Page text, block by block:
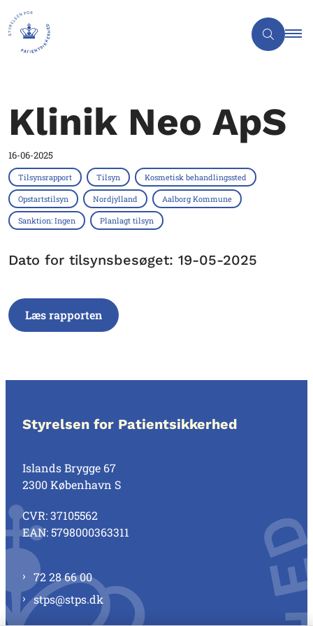
Klinik Neo ApS
16-06-2025
Tilsynsrapport Tilsyn Kosmetisk behandlingssted
Opstartstilsyn Nordjylland Aalborg Kommune
Sanktion: Ingen Planlagt tilsyn
Dato for tilsynsbesøget: 19-05-2025
Læs rapporten
Styrelsen for Patientsikkerhed
Islands Brygge 67
2300 København S
CVR: 37105562
EAN: 5798000363311
72 28 66 00
stps@stps.dk